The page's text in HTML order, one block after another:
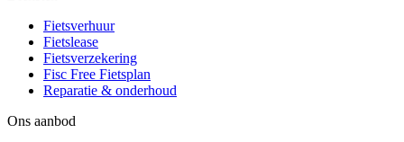
Fietsverhuur
Fietslease
Fietsverzekering
Fisc Free Fietsplan
Reparatie & onderhoud
Ons aanbod